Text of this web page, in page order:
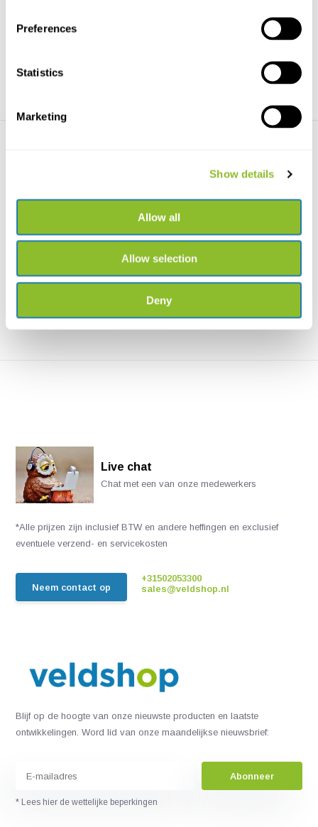
Preferences
Statistics
Marketing
Show details
Allow all
Allow selection
Deny
De Zilvermeeuw
In De Zilvermeeuw vertelt Kees
€21,99
Gulls of North America
This photographic field guide
provides a user-fr...
€23,37
Live chat
Chat met een van onze medewerkers
*Alle prijzen zijn inclusief BTW en andere heffingen en exclusief
eventuele verzend- en servicekosten
Neem contact op
+31502053300
sales@veldshop.nl
Blijf op de hoogte van onze nieuwste producten en laatste
ontwikkelingen. Word lid van onze maandelijkse nieuwsbrief:
Abonneer
* Lees hier de wettelijke beperkingen